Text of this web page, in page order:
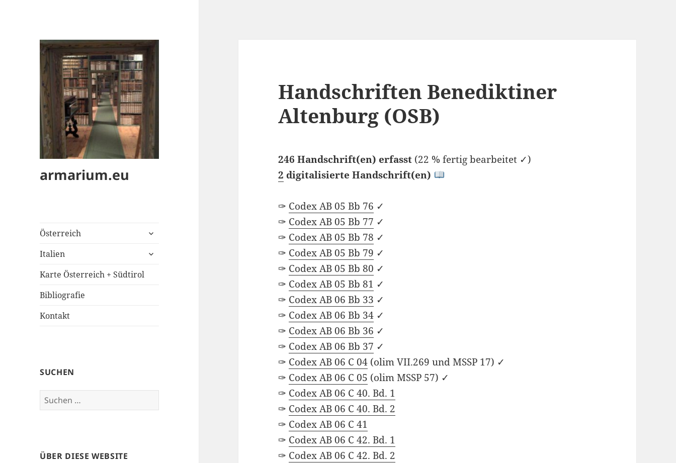
armarium.eu
Österreich
untermenü
Italien
untermenü
Karte Österreich + Südtirol
Bibliografie
Kontakt
SUCHEN
Suchen
nach:
ÜBER DIESE WEBSITE
Handschriften Benediktiner
Altenburg (OSB)
246 Handschrift(en) erfasst (22 % fertig bearbeitet ✓)
2 digitalisierte Handschrift(en)
✑ Codex AB 05 Bb 76 ✓
✑ Codex AB 05 Bb 77 ✓
✑ Codex AB 05 Bb 78 ✓
✑ Codex AB 05 Bb 79 ✓
✑ Codex AB 05 Bb 80 ✓
✑ Codex AB 05 Bb 81 ✓
✑ Codex AB 06 Bb 33 ✓
✑ Codex AB 06 Bb 34 ✓
✑ Codex AB 06 Bb 36 ✓
✑ Codex AB 06 Bb 37 ✓
✑ Codex AB 06 C 04 (olim VII.269 und MSSP 17) ✓
✑ Codex AB 06 C 05 (olim MSSP 57) ✓
✑ Codex AB 06 C 40. Bd. 1
✑ Codex AB 06 C 40. Bd. 2
✑ Codex AB 06 C 41
✑ Codex AB 06 C 42. Bd. 1
✑ Codex AB 06 C 42. Bd. 2